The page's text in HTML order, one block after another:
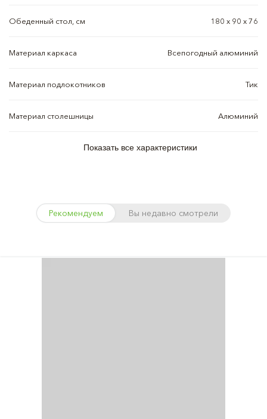
Обеденный стол, см 180 х 90 х 76
Материал каркаса Всепогодный алюминий
Материал подлокотников Тик
Материал столешницы Алюминий
Показать все характеристики
Рекомендуем Вы недавно смотрели